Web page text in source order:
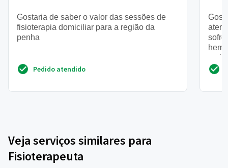
Gostaria de saber o valor das sessões de
fisioterapia domiciliar para a região da
penha
Pedido atendido
Veja serviços similares para
Fisioterapeuta